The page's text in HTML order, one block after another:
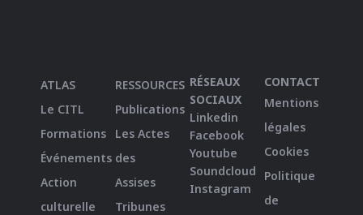
ATLAS
Le CITL
Formations
Événements
Action
culturelle
RESSOURCES
Publications
Les Actes
des
Assises
Tribunes
RÉSEAUX
SOCIAUX
Linkedin
Facebook
Youtube
Soundcloud
Instagram
CONTACT
Mentions
légales
Cookies
Politique
de